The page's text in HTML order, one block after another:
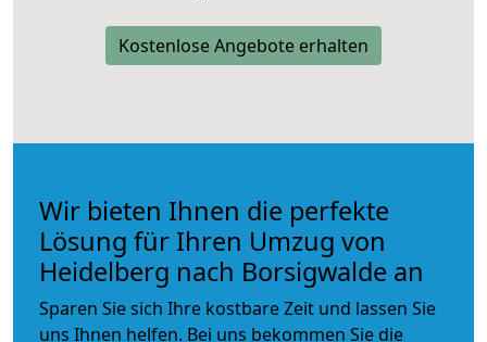
Kostenlose Angebote erhalten
Wir bieten Ihnen die perfekte
Lösung für Ihren Umzug von
Heidelberg nach Borsigwalde an
Sparen Sie sich Ihre kostbare Zeit und lassen Sie
uns Ihnen helfen. Bei uns bekommen Sie die